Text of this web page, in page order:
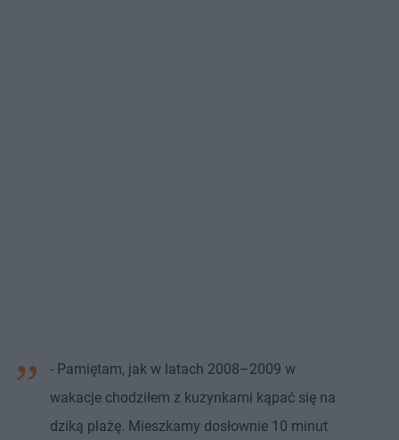
- Pamiętam, jak w latach 2008–2009 w
wakacje chodziłem z kuzynkami kąpać się na
dziką plażę. Mieszkamy dosłownie 10 minut